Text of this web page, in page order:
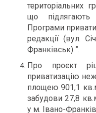
територіальних
що підлягають
Програми
редакції (вул.
Франківськ) ”.
Про проєкт
приватизацію
площею 901,1
забудови 27,8
у м. Івано-